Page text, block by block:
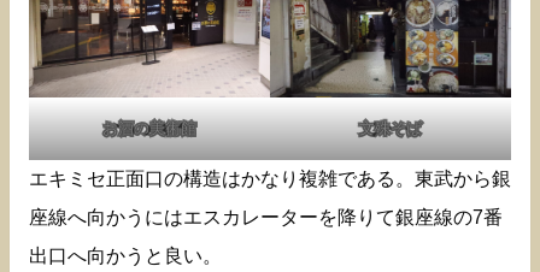
お酒の美術館 文殊そば
エキミセ正面口の構造はかなり複雑である。東武から銀
座線へ向かうにはエスカレーターを降りて銀座線の7番
出口へ向かうと良い。